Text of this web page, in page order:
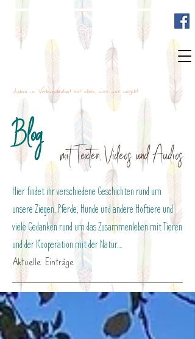
Bewusst mit Tieren sein
Leben in Verbundenheit mit allem, was uns umgibt
Blog
mit Texten, Videos und Audios
Hier findet ihr verschiedene Geschichten rund um
unsere Ziegen, Pferde, Hunde und andere Hoftiere und
viele Gedanken rund um das Zusammenleben mit Tieren
und der Kooperation mit der Natur....
Aktuelle Einträge